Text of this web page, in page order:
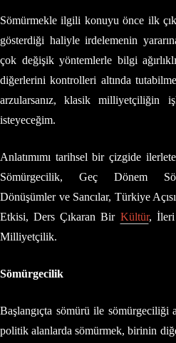
Sömürmekle ilgili konuyu önce ilk
gösterdiği haliyle irdelemenin
çok değişik yöntemlerle bilgi
diğerlerini kontrolleri altında
arzularsanız, klasik milliyetçiliğin
isteyeceğim.
Anlatımımı tarihsel bir çizgide
Sömürgecilik, Geç Dönem
Dönüşümler ve Sancılar, Türkiye
Etkisi, Ders Çıkaran Bir Kültür, İleri
Milliyetçilik.
Sömürgecilik
Başlangıçta sömürü ile sömürgeciliği
politik alanlarda sömürmek, birinin